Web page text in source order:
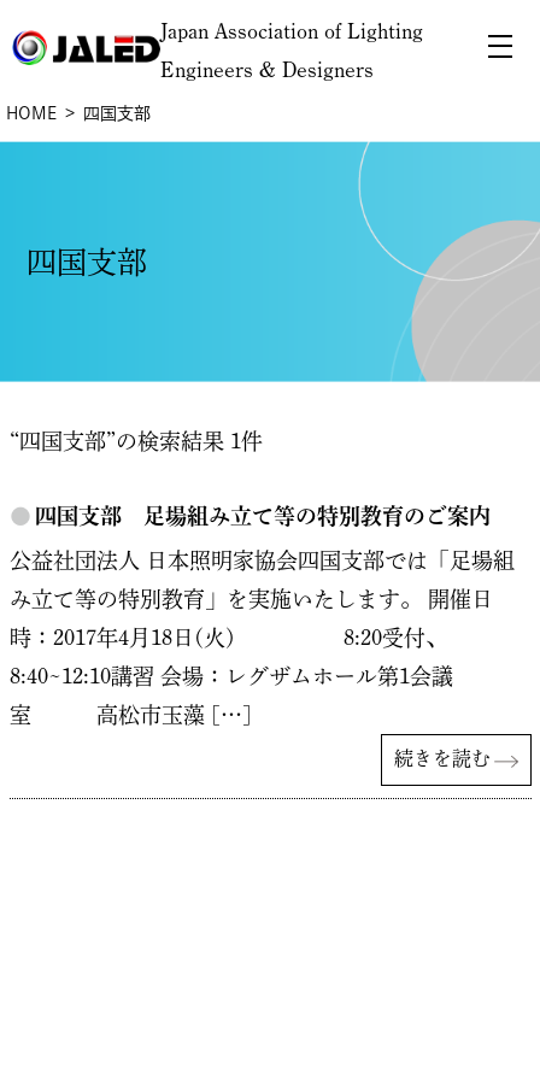
Japan Association of Lighting
Engineers & Designers
HOME 四国支部
四国支部
“四国支部”の検索結果 1件
● 四国支部 足場組み立て等の特別教育のご案内
公益社団法人 日本照明家協会四国支部では「足場組
み立て等の特別教育」を実施いたします。 開催日
時：2017年4月18日(火) 8:20受付、
8:40~12:10講習 会場：レグザムホール第1会議
室 高松市玉藻 […]
続きを読む